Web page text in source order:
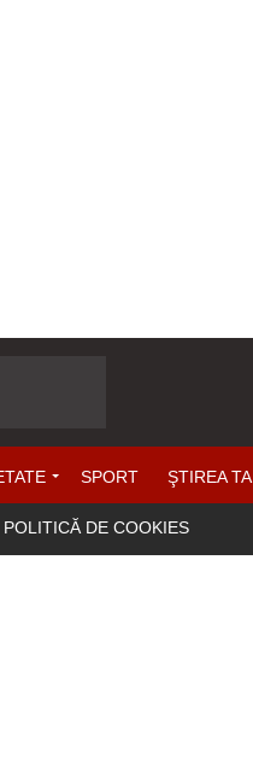
SPORT ŞTIREA TA
DE COOKIES